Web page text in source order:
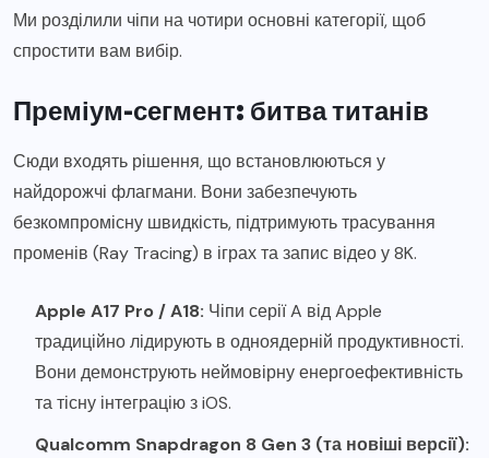
Ми розділили чіпи на чотири основні категорії, щоб
спростити вам вибір.
Преміум-сегмент: битва титанів
Сюди входять рішення, що встановлюються у
найдорожчі флагмани. Вони забезпечують
безкомпромісну швидкість, підтримують трасування
променів (Ray Tracing) в іграх та запис відео у 8K.
Apple A17 Pro / A18: Чіпи серії A від Apple
традиційно лідирують в одноядерній продуктивності.
Вони демонструють неймовірну енергоефективність
та тісну інтеграцію з iOS.
Qualcomm Snapdragon 8 Gen 3 (та новіші версії):